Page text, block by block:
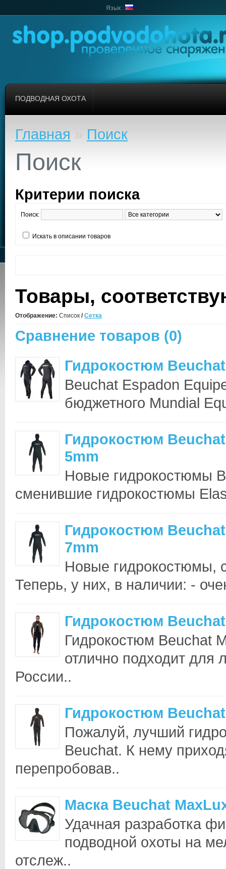
Язык :
ПОДВОДНАЯ ОХОТА
Главная Поиск
Поиск
Критерии поиска
Поиск:
Искать в описании товаров
Товары,
Отображение: Список / Сетка
Сравнение товаров (0)
Гидрокостюм
Beuchat Espadon
бюджетного Mundial
Гидрокостюм
5mm
Новые гидрокостюмы
сменившие гидрокостюмы
Гидрокостюм
7mm
Новые гидрокостюмы,
Теперь, у них, в наличии: -
Гидрокостюм
Гидрокостюм Beuchat
отлично подходит для
России..
Гидрокостюм
Пожалуй, лучший
Beuchat. К нему
перепробовав..
Маска Beuchat
Удачная разработка
подводной охоты на
отслеж..